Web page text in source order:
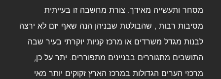
מסחר ותעשייה מאידך. צורת מחשבה זו בעייתית
מסיבות רבות , שהבולטת שבניהן הנה שאף יזם לא ירצה
לבנות מגדל משרדים או מרכז קניות יוקרתי בעיר שבה
התושבים מתגוררים בבניינים מתפוררים. יתר על כן,
מרכזי הערים הגדולות במרכז הארץ זקוקים יותר מאי